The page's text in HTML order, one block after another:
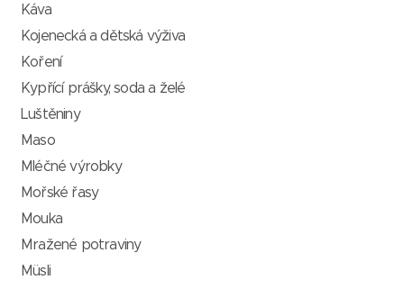
Káva
Kojenecká a dětská výživa
Koření
Kypřící prášky, soda a želé
Luštěniny
Maso
Mléčné výrobky
Mořské řasy
Mouka
Mražené potraviny
Müsli